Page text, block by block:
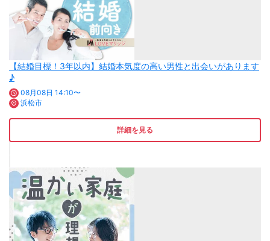
【結婚目標！3年以内】結婚本気度の高い男性と出会いがあります
♪
08月08日 14:10〜
浜松市
詳細を見る